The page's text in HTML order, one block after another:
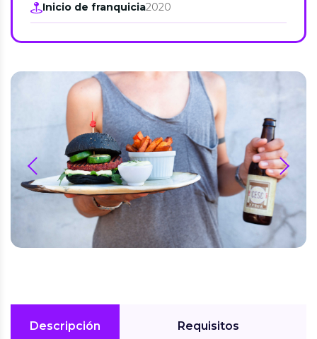
Inicio de franquicia2020
prev next
Descripción Requisitos